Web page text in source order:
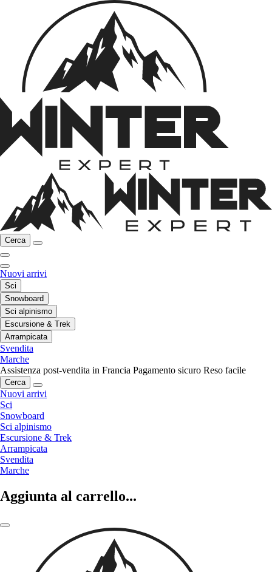
Cerca
Nuovi arrivi
Sci
Snowboard
Sci alpinismo
Escursione & Trek
Arrampicata
Svendita
Marche
Assistenza post-vendita in Francia Pagamento sicuro Reso facile
Cerca
Nuovi arrivi
Sci
Snowboard
Sci alpinismo
Escursione & Trek
Arrampicata
Svendita
Marche
Aggiunta al carrello...